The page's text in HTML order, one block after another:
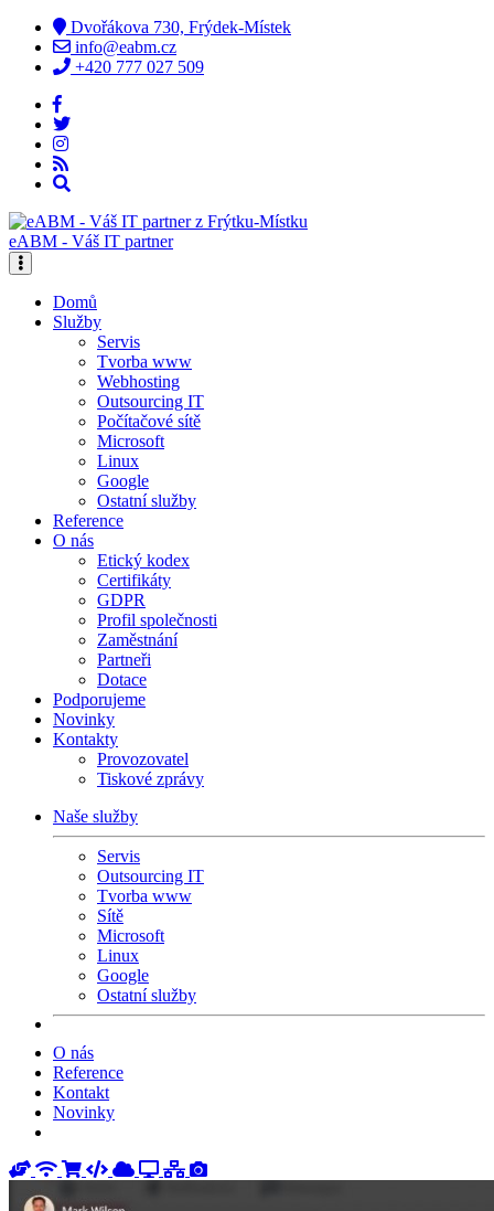
Dvořákova 730, Frýdek-Místek
info@eabm.cz
+420 777 027 509
eABM - Váš IT partner
Domů
Služby
Servis
Tvorba www
Webhosting
Outsourcing IT
Počítačové sítě
Microsoft
Linux
Google
Ostatní služby
Reference
O nás
Etický kodex
Certifikáty
GDPR
Profil společnosti
Zaměstnání
Partneři
Dotace
Podporujeme
Novinky
Kontakty
Provozovatel
Tiskové zprávy
Naše služby
Servis
Outsourcing IT
Tvorba www
Sítě
Microsoft
Linux
Google
Ostatní služby
O nás
Reference
Kontakt
Novinky